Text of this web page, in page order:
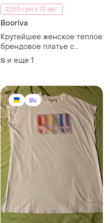
2250 грн с 13 авг.
Booriva
Крутейшее женское тёплое
брендовое платье с
бахромой на спине ❤️‍🔥
S и еще 1